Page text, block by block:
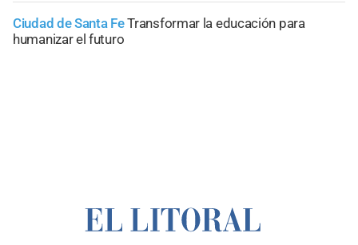
Ciudad de Santa FeTransformar la educación para
humanizar el futuro